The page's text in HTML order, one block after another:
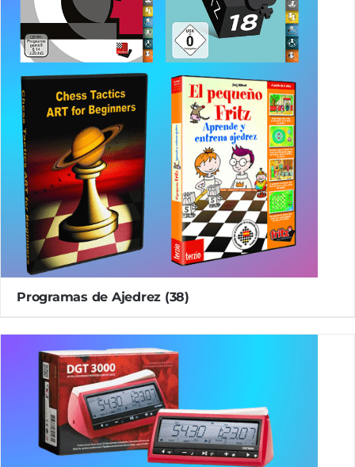
Programas de Ajedrez (38)